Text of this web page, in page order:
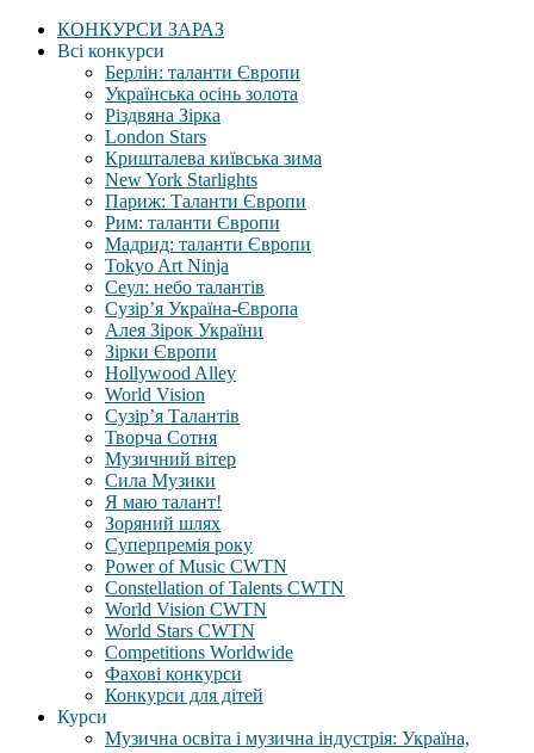
КОНКУРСИ ЗАРАЗ
Всі конкурси
Берлін: таланти Європи
Українська осінь золота
Різдвяна Зірка
London Stars
Кришталева київська зима
New York Starlights
Париж: Таланти Європи
Рим: таланти Європи
Мадрид: таланти Європи
Tokyo Art Ninja
Сеул: небо талантів
Сузір’я Україна-Європа
Алея Зірок України
Зірки Європи
Hollywood Alley
World Vision
Сузір’я Талантів
Творча Сотня
Музичний вітер
Сила Музики
Я маю талант!
Зоряний шлях
Суперпремія року
Power of Music CWTN
Constellation of Talents CWTN
World Vision CWTN
World Stars CWTN
Competitions Worldwide
Фахові конкурси
Конкурси для дітей
Курси
Музична освіта і музична індустрія: Україна,